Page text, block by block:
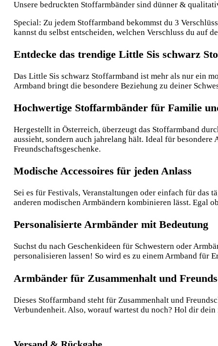
Unsere bedruckten Stoffarmbänder sind dünner &
Special: Zu jedem Stoffarmband bekommst du 3
kannst du selbst entscheiden, welchen Verschluss du auf
Entdecke das trendige Little Sis schwarz
Das Little Sis schwarz Stoffarmband ist mehr als nur ein
Armband bringt die besondere Beziehung zu deiner
Hochwertige Stoffarmbänder für Familie
Hergestellt in Österreich, überzeugt das Stoffarmband
aussieht, sondern auch jahrelang hält. Ideal für
Freundschaftsgeschenke.
Modische Accessoires für jeden Anlass
Sei es für Festivals, Veranstaltungen oder einfach für das
anderen modischen Armbändern kombinieren lässt. Egal
Personalisierte Armbänder mit Bedeutung
Suchst du nach Geschenkideen für Schwestern oder
personalisieren lassen! So wird es zu einem Armband für
Armbänder für Zusammenhalt und
Dieses Stoffarmband steht für Zusammenhalt und
Verbundenheit. Also, worauf wartest du noch? Hol dir
Versand & Rückgabe